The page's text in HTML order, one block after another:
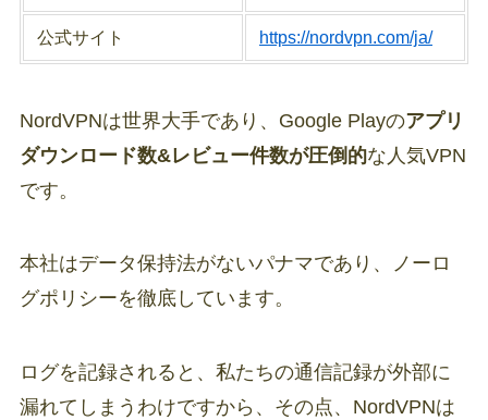
公式サイト https://nordvpn.com/ja/
NordVPNは世界大手であり、Google Playのアプリ
ダウンロード数&レビュー件数が圧倒的な人気VPN
です。
本社はデータ保持法がないパナマであり、ノーロ
グポリシーを徹底しています。
ログを記録されると、私たちの通信記録が外部に
漏れてしまうわけですから、その点、NordVPNは